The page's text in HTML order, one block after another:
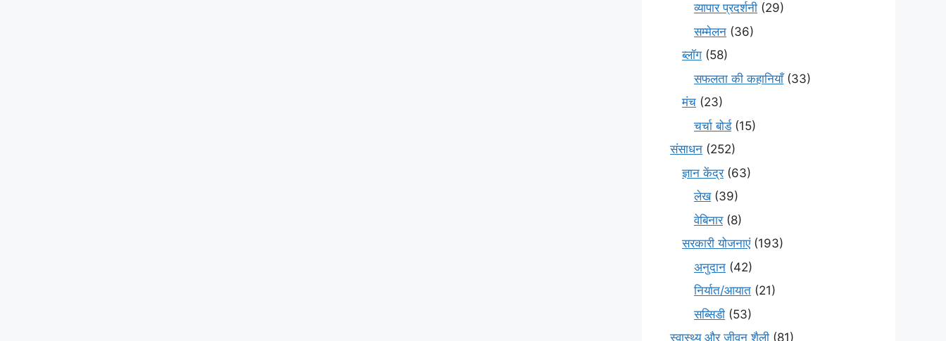
व्यापार प्रदर्शनी (29)
सम्मेलन (36)
ब्लॉग (58)
सफलता की कहानियाँ(33)
मंच (23)
चर्चा बोर्ड(15)
संसाधन (252)
ज्ञान केंद्र(63)
लेख(39)
वेबिनार(8)
सरकारी योजनाएं(193)
अनुदान (42)
निर्यात/आयात (21)
सब्सिडी (53)
स्वास्थ्य और जीवन शैली (81)